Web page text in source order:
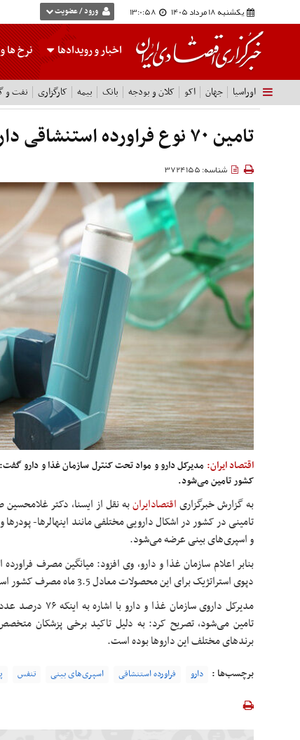
یکشنبه 18 مرداد 1405 13:0:58 ورود / عضویت
اخبار و رویدادها نرخ ها
اوراسیا جهان اکو کلان و بودجه بانک بیمه کارگزاری نفت و
تامین ۷۰ نوع فراورده استنشاقی دارویی در کشور
شناسه: 3724155
اقتصاد ایران:
کشور تامین می‌شود.
به گزارش خبرگزاریاقتصادایرانبه نقل از ایسنا، دکتر
تامینی در کشور در اشکال دارویی مختلفی مانند اینهالرها-
و اسپری‌های بینی عرضه می‌شود.
دپوی استراتژیک برای این محصولات معادل 3.5 ماه مصرف کشور است.
مدیرکل داروی
تامین می‌شود، تصریح کرد: به دلیل تاکید برخی پزشکان
برندهای مختلف این داروها بوده است.
برچسب‌ها : دارو فراورده استنشاقی اسپری‌های بینی تنفس